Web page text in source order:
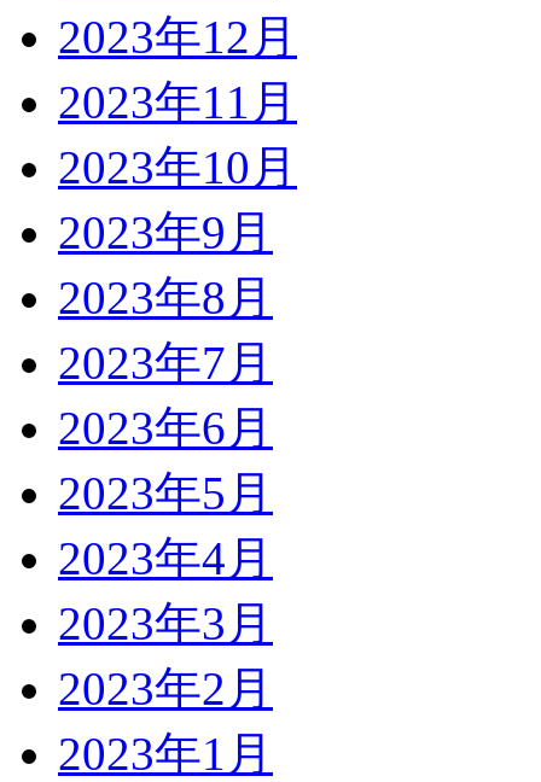
2023年12月
2023年11月
2023年10月
2023年9月
2023年8月
2023年7月
2023年6月
2023年5月
2023年4月
2023年3月
2023年2月
2023年1月